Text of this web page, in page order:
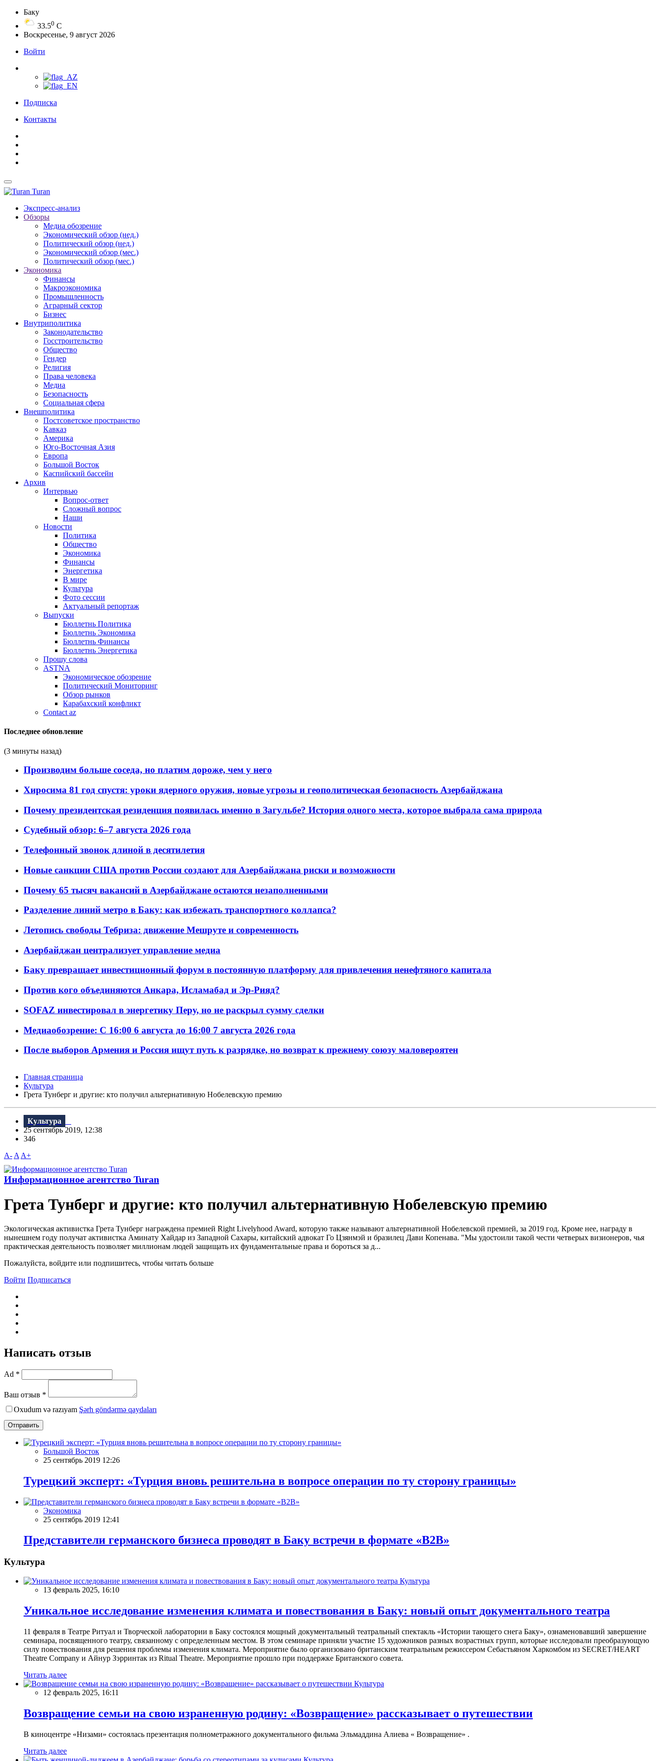
Баку
33.50 C
Воскресенье, 9 август 2026
Войти
Подписка
Контакты
Turan
Экспресс-анализ
Обзоры
Медиа обозрение
Экономический обзор (нед.)
Политический обзор (нед.)
Экономический обзор (мес.)
Политический обзор (мес.)
Экономика
Финансы
Макроэкономика
Промышленность
Аграрный сектор
Бизнес
Внутриполитика
Законодательство
Госстроительство
Общество
Гендер
Религия
Права человека
Медиа
Безопасность
Социальная сфера
Внешполитика
Постсоветское пространство
Кавказ
Америка
Юго-Восточная Азия
Европа
Большой Восток
Каспийский бассейн
Архив
Интервью
Вопрос-ответ
Сложный вопрос
Наши
Новости
Политика
Общество
Экономика
Финансы
Энергетика
В мире
Культура
Фото сессии
Актуальный репортаж
Выпуски
Бюллетнь Политика
Бюллетнь Экономика
Бюллетнь Финансы
Бюллетнь Энергетика
Прошу слова
ASTNA
Экономическое обозрение
Политический Мониторинг
Обзор рынков
Карабахский конфликт
Contact az
Последнее обновление
(3 минуты назад)
Производим больше соседа, но платим дороже, чем у него
Хиросима 81 год спустя: уроки ядерного оружия, новые угрозы и геополитическая безопасность Азербайджана
Почему президентская резиденция появилась именно в Загульбе? История одного места, которое выбрала сама природа
Судебный обзор: 6–7 августа 2026 года
Телефонный звонок длиной в десятилетия
Новые санкции США против России создают для Азербайджана риски и возможности
Почему 65 тысяч вакансий в Азербайджане остаются незаполненными
Разделение линий метро в Баку: как избежать транспортного коллапса?
Летопись свободы Тебриза: движение Мешруте и современность
Азербайджан централизует управление медиа
Баку превращает инвестиционный форум в постоянную платформу для привлечения ненефтяного капитала
Против кого объединяются Анкара, Исламабад и Эр-Рияд?
SOFAZ инвестировал в энергетику Перу, но не раскрыл сумму сделки
Медиаобозрение: С 16:00 6 августа до 16:00 7 августа 2026 года
После выборов Армения и Россия ищут путь к разрядке, но возврат к прежнему союзу маловероятен
Главная страница
Культура
Грета Тунберг и другие: кто получил альтернативную Нобелевскую премию
Культура
25 сентябрь 2019, 12:38
346
A- A A+
Информационное агентство Turan
Грета Тунберг и другие: кто получил альтернативную Нобелевскую премию
Экологическая активистка Грета Тунберг награждена премией Right Livelyhood Award, которую также называют альтернативной Нобелевской премией, за 2019 год. Кроме нее, награду в
нынешнем году получат активистка Аминату Хайдар из Западной Сахары, китайский адвокат Го Цзянмэй и бразилец Дави Копенава. "Мы удостоили такой чести четверых визионеров, чья
практическая деятельность позволяет миллионам людей защищать их фундаментальные права и бороться за д...
Пожалуйста, войдите или подпишитесь, чтобы читать больше
Войти Подписаться
Написать отзыв
Ad *
Ваш отзыв *
Oxudum və razıyam Şərh göndərmə qaydaları
Отправить
Большой Восток
25 сентябрь 2019 12:26
Турецкий эксперт: «Турция вновь решительна в вопросе операции по ту сторону границы»
Экономика
25 сентябрь 2019 12:41
Представители германского бизнеса проводят в Баку встречи в формате «В2В»
Культура
Культура
13 февраль 2025, 16:10
Уникальное исследование изменения климата и повествования в Баку: новый опыт документального театра
11 февраля в Театре Ритуал и Творческой лаборатории в Баку состоялся мощный документальный театральный спектакль «Истории тающего снега Баку», ознаменовавший завершение
семинара, посвященного театру, связанному с определенным местом. В этом семинаре приняли участие 15 художников разных возрастных групп, которые исследовали преобразующую
силу повествования для решения проблемы изменения климата. Мероприятие было организовано британским театральным режиссером Себастьяном Харкомбом из SECRET/HEART
Theatre Company и Айнур Зэрринтак из Ritual Theatre. Мероприятие прошло при поддержке Британского совета.
Читать далее
Культура
12 февраль 2025, 16:11
Возвращение семьи на свою израненную родину: «Возвращение» рассказывает о путешествии
В киноцентре «Низами» состоялась презентация полнометражного документального фильма Эльмаддина Алиева « Возвращение» .
Читать далее